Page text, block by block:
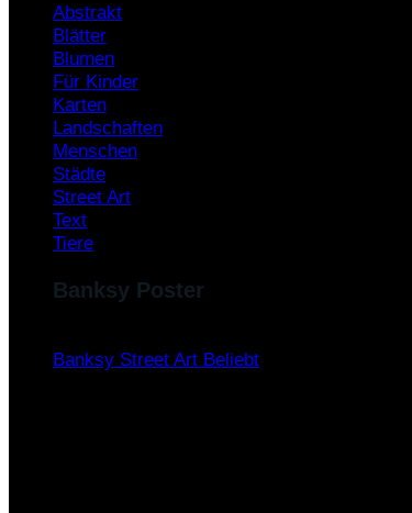
Abstrakt
Blätter
Blumen
Für Kinder
Karten
Landschaften
Menschen
Städte
Street Art
Text
Tiere
Banksy Poster
Banksy Street Art